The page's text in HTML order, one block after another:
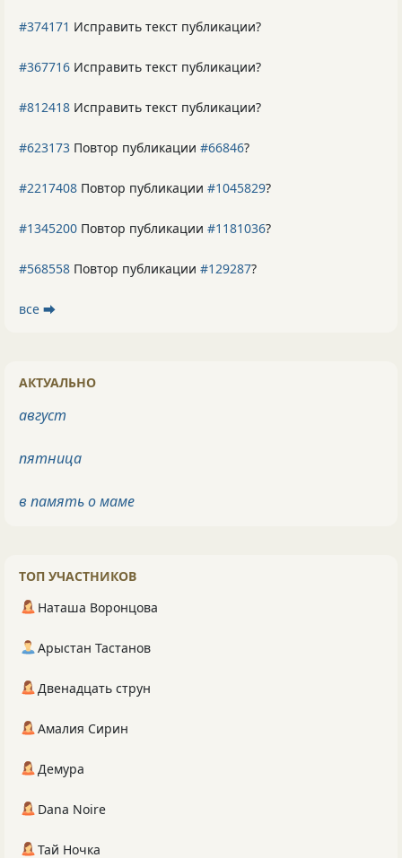
#374171 Исправить текст публикации?
#367716 Исправить текст публикации?
#812418 Исправить текст публикации?
#623173 Повтор публикации #66846?
#2217408 Повтор публикации #1045829?
#1345200 Повтор публикации #1181036?
#568558 Повтор публикации #129287?
все ⮕
АКТУАЛЬНО
август
пятница
в память о маме
ТОП УЧАСТНИКОВ
Наташа Воронцова
Арыстан Тастанов
Двенадцать струн
Амалия Сирин
Демура
Dana Noire
Тай Ночка